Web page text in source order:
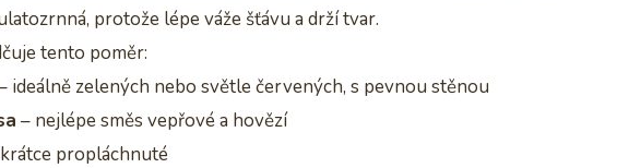
protože lépe váže šťávu a drží tvar.
tento poměr:
ideálně zelených nebo světle červených, s pevnou stěnou
– nejlépe směs vepřové a hovězí
propláchnuté